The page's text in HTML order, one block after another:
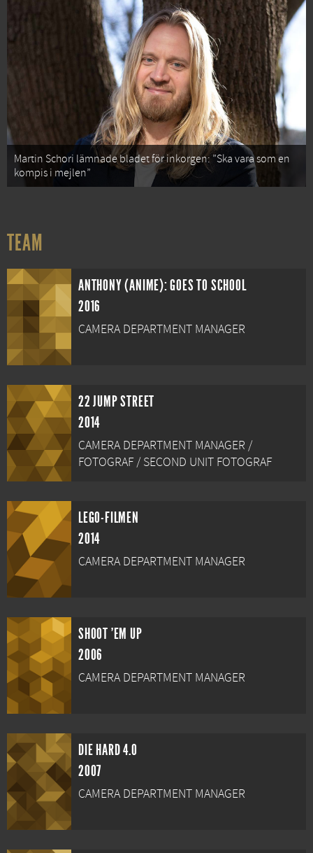
Martin Schori lämnade bladet för inkorgen: ”Ska vara som en
kompis i mejlen”
TEAM
ANTHONY (ANIME): GOES TO SCHOOL
2016
CAMERA DEPARTMENT MANAGER
22 JUMP STREET
2014
CAMERA DEPARTMENT MANAGER /
FOTOGRAF / SECOND UNIT FOTOGRAF
LEGO-FILMEN
2014
CAMERA DEPARTMENT MANAGER
SHOOT 'EM UP
2006
CAMERA DEPARTMENT MANAGER
DIE HARD 4.0
2007
CAMERA DEPARTMENT MANAGER